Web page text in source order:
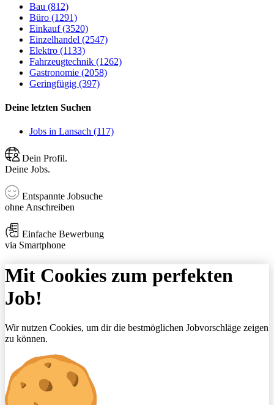
Bau (812)
Büro (1291)
Einkauf (3520)
Einzelhandel (2547)
Elektro (1133)
Fahrzeugtechnik (1262)
Gastronomie (2058)
Geringfügig (397)
Deine letzten Suchen
Jobs in Lansach (117)
Dein Profil.
Deine Jobs.
Entspannte Jobsuche
ohne Anschreiben
Einfache Bewerbung
via Smartphone
Mit Cookies zum perfekten
Job!
Wir nutzen Cookies, um dir die bestmöglichen Jobvorschläge zeigen
zu können.